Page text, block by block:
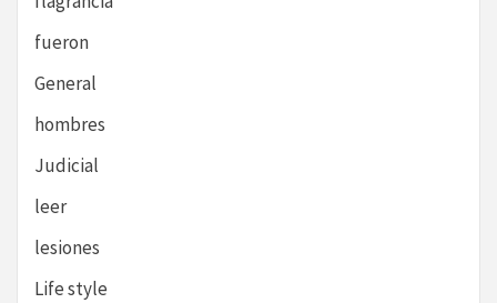
fueron
General
hombres
Judicial
leer
lesiones
Life style